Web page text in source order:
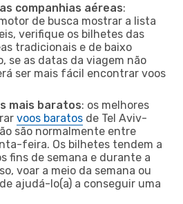
companhias aéreas:
de busca mostrar a lista
verifique os bilhetes das
tradicionais e de baixo
se as datas da viagem não
ser mais fácil encontrar voos
mais baratos: os melhores
voos baratos de Tel Aviv-
são normalmente entre
feira. Os bilhetes tendem a
fins de semana e durante a
voar a meio da semana ou
ajudá-lo(a) a conseguir uma